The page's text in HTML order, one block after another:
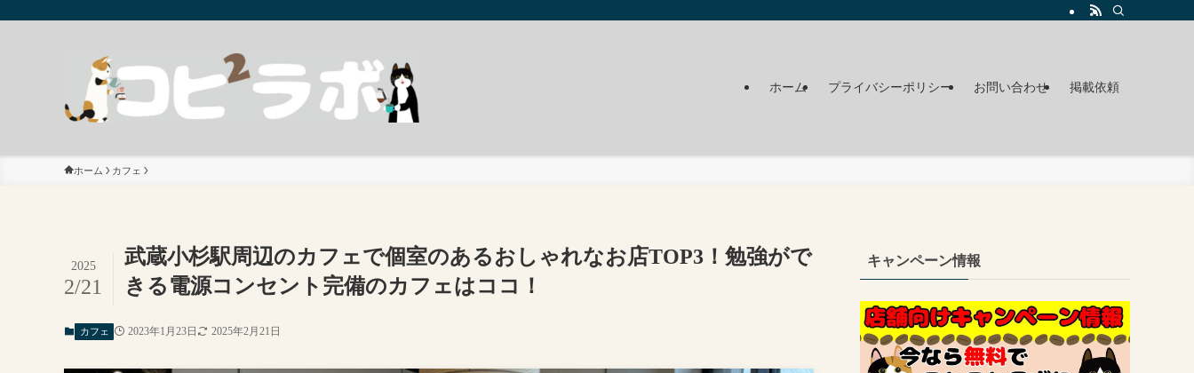
ホーム プライバシーポリシー お問い合わせ 掲載依頼
ホーム カフェ
武蔵小杉駅周辺のカフェで個室のあるおしゃれなお店TOP3！勉強がで
きる電源コンセント完備のカフェはココ！
2025
2/21
カフェ 2023年1月23日 2025年2月21日
キャンペーン情報